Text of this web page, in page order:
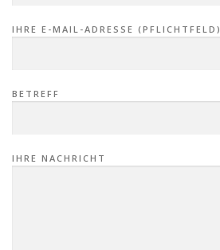
IHRE E-MAIL-ADRESSE (PFLICHTFELD)
BETREFF
IHRE NACHRICHT